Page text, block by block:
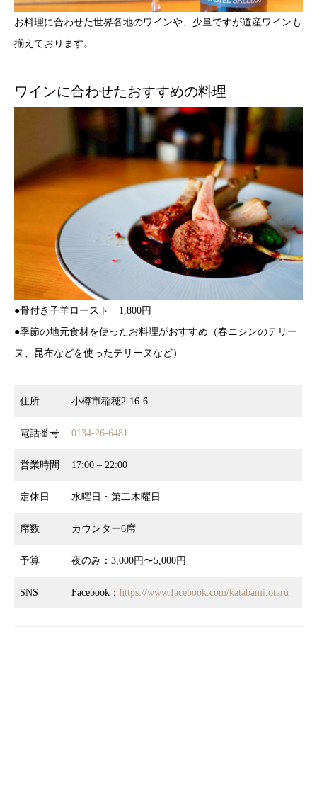
お料理に合わせた世界各地のワインや、少量ですが道産ワインも
揃えております。
ワインに合わせたおすすめの料理
●骨付き子羊ロースト 1,800円
●季節の地元食材を使ったお料理がおすすめ（春ニシンのテリー
ヌ、昆布などを使ったテリーヌなど）
住所 小樽市稲穂2-16-6
電話番号 0134-26-6481
営業時間 17:00 – 22:00
定休日 水曜日・第二木曜日
席数 カウンター6席
予算 夜のみ：3,000円〜5,000円
SNS Facebook： https://www.facebook.com/katabami.otaru